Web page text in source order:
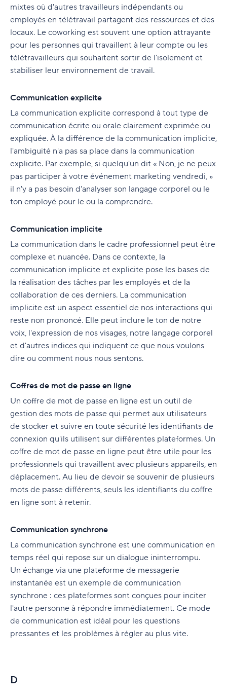
mixtes où d'autres travailleurs indépendants ou
employés en télétravail partagent des ressources et des
locaux. Le coworking est souvent une option attrayante
pour les personnes qui travaillent à leur compte ou les
télétravailleurs qui souhaitent sortir de l'isolement et
stabiliser leur environnement de travail.
Communication explicite
La communication explicite correspond à tout type de
communication écrite ou orale clairement exprimée ou
expliquée. À la différence de la communication implicite,
l'ambiguité n'a pas sa place dans la communication
explicite. Par exemple, si quelqu'un dit « Non, je ne peux
pas participer à votre événement marketing vendredi, »
il n'y a pas besoin d'analyser son langage corporel ou le
ton employé pour le ou la comprendre.
Communication implicite
La communication dans le cadre professionnel peut être
complexe et nuancée. Dans ce contexte, la
communication implicite et explicite pose les bases de
la réalisation des tâches par les employés et de la
collaboration de ces derniers. La communication
implicite est un aspect essentiel de nos interactions qui
reste non prononcé. Elle peut inclure le ton de notre
voix, l'expression de nos visages, notre langage corporel
et d'autres indices qui indiquent ce que nous voulons
dire ou comment nous nous sentons.
Coffres de mot de passe en ligne
Un coffre de mot de passe en ligne est un outil de
gestion des mots de passe qui permet aux utilisateurs
de stocker et suivre en toute sécurité les identifiants de
connexion qu'ils utilisent sur différentes plateformes. Un
coffre de mot de passe en ligne peut être utile pour les
professionnels qui travaillent avec plusieurs appareils, en
déplacement. Au lieu de devoir se souvenir de plusieurs
mots de passe différents, seuls les identifiants du coffre
en ligne sont à retenir.
Communication synchrone
La communication synchrone est une communication en
temps réel qui repose sur un dialogue ininterrompu.
Un échange via une plateforme de messagerie
instantanée est un exemple de communication
synchrone : ces plateformes sont conçues pour inciter
l'autre personne à répondre immédiatement. Ce mode
de communication est idéal pour les questions
pressantes et les problèmes à régler au plus vite.
D